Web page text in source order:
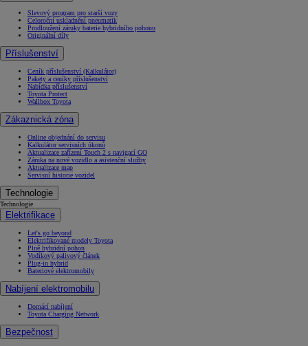
Slevový program pro starší vozy
Celoroční uskladnění pneumatik
Prodloužení záruky baterie hybridního pohonu
Originální díly
Příslušenství
Ceník příslušenství (Kalkulátor)
Pakety a ceníky příslušenství
Nabídka příslušenství
Toyota Protect
Wallbox Toyota
Zákaznická zóna
Online objednání do servisu
Kalkulátor servisních úkonů
Aktualizace zařízení Touch 2 s navigací GO
Záruka na nové vozidlo a asistenční služby
Aktualizace map
Servisní historie vozidel
Technologie
Technologie
Elektrifikace
Let's go beyond
Elektrifikované modely Toyota
Plně hybridní pohon
Vodíkový palivový článek
Plug-in hybrid
Bateriové elektromobily
Nabíjení elektromobilu
Domácí nabíjení
Toyota Charging Network
Bezpečnost